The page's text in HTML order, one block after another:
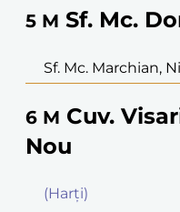
5 M Sf. Mc.
Sf. Mc. Marchian,
6 M Cuv.
Nou
(Harţi)